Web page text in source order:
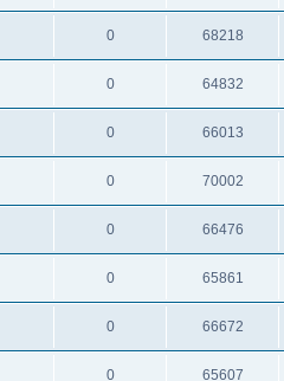
0 68218
0 64832
0 66013
0 70002
0 66476
0 65861
0 66672
0 65607